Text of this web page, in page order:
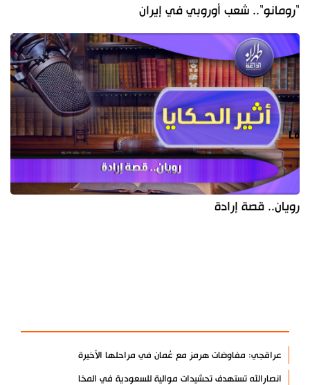
"رومانو".. شعب أوروبي في إيران
رويان.. قصة إرادة
عراقجي: مفاوضات هرمز مع عُمان في مراحلها الأخيرة
انصارالله تستهدف تحشيدات موالية للسعودية في المخا